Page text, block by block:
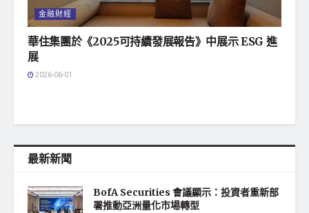
金融財經
華住集團於《2025可持續發展報告》中展示 ESG 進
展
2026-06-01
最新新聞
BofA Securities 會議顯示：投資者重新部
署推動亞洲量化市場轉型